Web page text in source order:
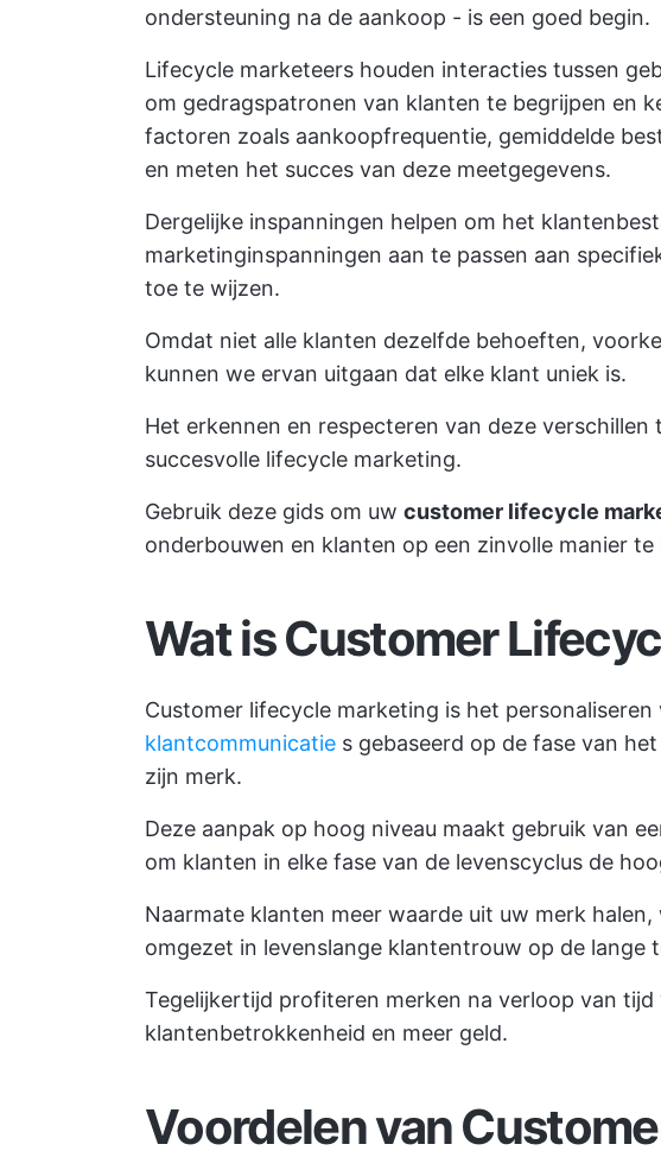
ondersteuning na de aankoop - is een goed begin.
Lifecycle marketeers houden interacties tussen
om gedragspatronen van klanten te begrijpen en
factoren zoals aankoopfrequentie, gemiddelde
en meten het succes van deze meetgegevens.
Dergelijke inspanningen helpen om het
marketinginspanningen aan te passen aan
toe te wijzen.
Omdat niet alle klanten dezelfde behoeften,
kunnen we ervan uitgaan dat elke klant uniek is.
Het erkennen en respecteren van deze
succesvolle lifecycle marketing.
Gebruik deze gids om uw customer lifecycle
onderbouwen en klanten op een zinvolle manier te
Wat is Customer
Customer lifecycle marketing is het personaliseren
klantcommunicatie s gebaseerd op de fase van
zijn merk.
Deze aanpak op hoog niveau maakt gebruik van
om klanten in elke fase van de levenscyclus de
Naarmate klanten meer waarde uit uw merk
omgezet in levenslange klantentrouw op de lange
Tegelijkertijd profiteren merken na verloop van tijd
klantenbetrokkenheid en meer geld.
Voordelen van